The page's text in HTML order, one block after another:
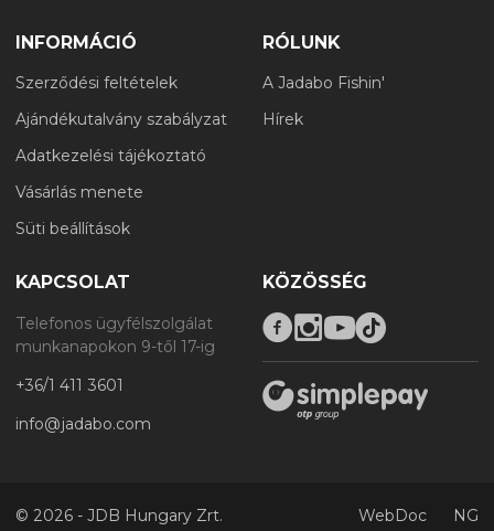
INFORMÁCIÓ
Szerződési feltételek
Ajándékutalvány szabályzat
Adatkezelési tájékoztató
Vásárlás menete
Süti beállítások
RÓLUNK
A Jadabo Fishin'
Hírek
KAPCSOLAT
Telefonos ügyfélszolgálat
munkanapokon 9-től 17-ig
+36/1 411 3601
info@jadabo.com
KÖZÖSSÉG
© 2026 - JDB Hungary Zrt. WebDoc NG